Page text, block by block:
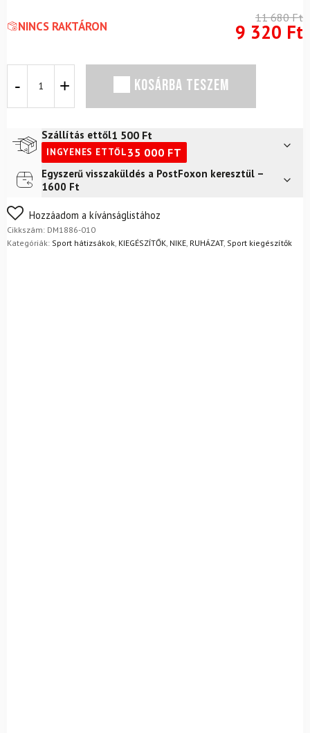
NINCS RAKTÁRON
11 680Ft
9 320 Ft
hátizsák
Hátizsák
Fekete/fehér
mennyiség
KOSÁRBA TESZEM
Szállítás ettől1 500 Ft
INGYENES ETTŐL35 000 FT
Futár a címre2 400
FoxPost
Egyszerű visszaküldés a PostFoxon keresztül –
1600 Ft
Nem biztos a választásában? Semmi gond – a terméket
egyszerűen visszaküldheti 14 napon belül, indoklás nélkül.
Mik a visszaküldés feltételei?
Hozzáadom a kívánságlistához
Cikkszám: DM1886-010
Kategóriák: Sport hátizsákok KIEGÉSZÍTŐK NIKE RUHÁZAT, Sport kiegészítők